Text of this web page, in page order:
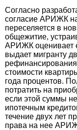
Согласно
согласие АРИЖК
переселяется в
общежитие,
АРИЖК оценивает
выдает мигранту
стоимости
года процентов.
потратить на
если этой суммы
ипотечным
течение двух лет
права на нее